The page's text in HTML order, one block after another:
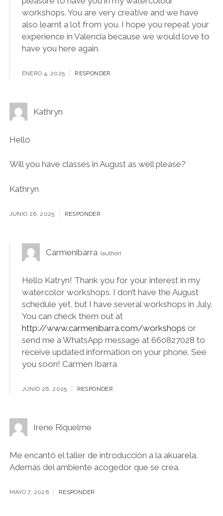
workshops. You are very creative and we have
also learnt a lot from you. I hope you repeat your
experience in Valencia because we would love to
have you here again.
ENERO 4, 2025 RESPONDER
Kathryn
Hello
Will you have classes in August as well please?
Kathryn
JUNIO 26, 2025 RESPONDER
Carmenibarra
Hello Katryn! Thank you for your interest in my
watercolor workshops. I don’t have the August
schedule yet, but I have several workshops in July.
You can check them out at
http://www.carmenibarra.com/workshops or
send me a WhatsApp message at 660827028 to
receive updated information on your phone. See
you soon! Carmen Ibarra
JUNIO 26, 2025 RESPONDER
Irene Riquelme
Me encantó el taller de introducción a la akuarela.
Además del ambiente acogedor que se crea.
MAYO 7, 2026 RESPONDER